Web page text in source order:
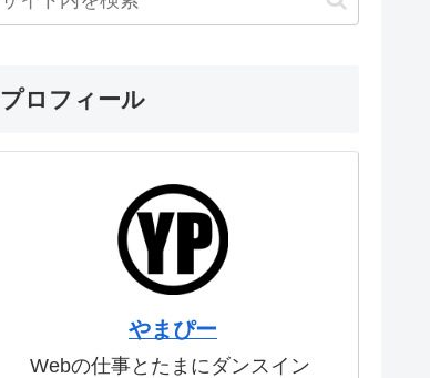
プロフィール
やまぴー
Webの仕事とたまにダンスイン